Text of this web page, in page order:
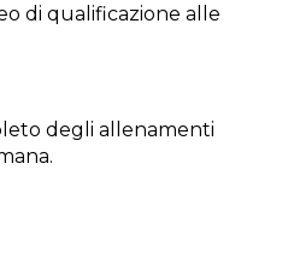
di qualificazione alle
degli allenamenti